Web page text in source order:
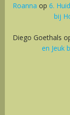
Roanna op 6.
bij
Diego Goethals
en Jeuk